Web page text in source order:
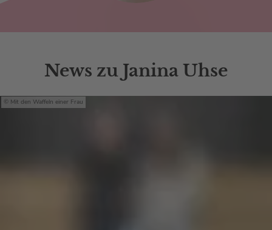
News zu Janina Uhse
Mit den Waffeln einer Frau